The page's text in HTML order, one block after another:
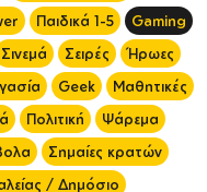
Παιδικά 1-5
Gaming
Σινεμά Σειρές
Ήρωες
Geek
Μαθητικές
Πολιτική
Ψάρεμα
Σημαίες κρατών
/ Δημόσιο